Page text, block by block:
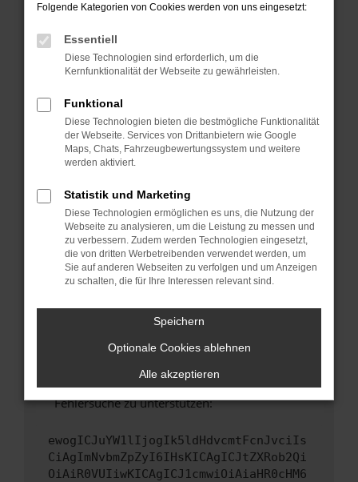
Prüfe deine Browsererweiterungen.
Manche Erweiterungen, wie Werbeblocker,
können das Laden bestimmter Seiten
verhindern. Funktioniert die Seite in einem
Fenster?
Starte dein Gerät neu.
Das kann manchmal helfen, vorübergehende
Probleme zu beheben.
Betriebssystem auf dem neuesten Stand
sind.
Veraltete Software birgt nicht nur ein
Sicherheitsrisiko, sondern kann auch dazu
führen, dass bestimmte Funktionen nicht mehr
unterstützt werden.
Wende dich an den Webseitenbetreiber.
Wenn du alle oben genannten Schritte versucht
hast, kontaktiere uns bitte. Wir werden
versuchen, das Problem zu beheben. Du kannst
uns diesen Text schicken, um uns bei der
Fehlersuche zu unterstützen:
ewogICJuYW1lIjogIk5ldHdvcmtFcnJvciIs
CiAgImNvbmZpZyI6IHsKICAgICJtZXRob2Qi
OiAiR0VUIiwKICAgICJ1cmwiOiAiaHR0cHM6
Folgende Kategorien von Cookies werden von uns eingesetzt:
Essentiell
Diese Technologien sind erforderlich, um die
Kernfunktionalität der Webseite zu gewährleisten.
Funktional
Diese Technologien bieten die bestmögliche Funktionalität
der Webseite. Services von Drittanbietern wie Google
Maps, Chats, Fahrzeugbewertungssystem und weitere
werden aktiviert.
Statistik und Marketing
Diese Technologien ermöglichen es uns, die Nutzung der
Webseite zu analysieren, um die Leistung zu messen und
zu verbessern. Zudem werden Technologien eingesetzt,
die von dritten Werbetreibenden verwendet werden, um
Sie auf anderen Webseiten zu verfolgen und um Anzeigen
zu schalten, die für Ihre Interessen relevant sind.
Speichern
Optionale Cookies ablehnen
Alle akzeptieren